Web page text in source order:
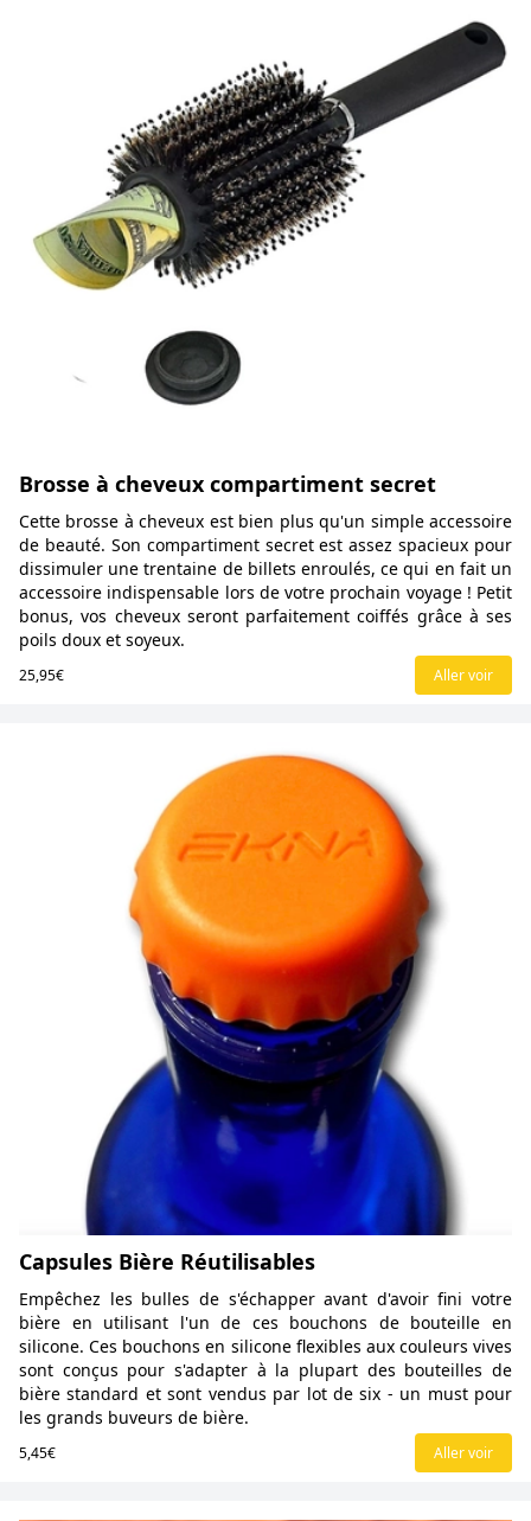
Brosse à cheveux compartiment secret
Cette brosse à cheveux est bien plus qu'un simple accessoire
de beauté. Son compartiment secret est assez spacieux pour
dissimuler une trentaine de billets enroulés, ce qui en fait un
accessoire indispensable lors de votre prochain voyage ! Petit
bonus, vos cheveux seront parfaitement coiffés grâce à ses
poils doux et soyeux.
25,95€ Aller voir
Capsules Bière Réutilisables
Empêchez les bulles de s'échapper avant d'avoir fini votre
bière en utilisant l'un de ces bouchons de bouteille en
silicone. Ces bouchons en silicone flexibles aux couleurs vives
sont conçus pour s'adapter à la plupart des bouteilles de
bière standard et sont vendus par lot de six - un must pour
les grands buveurs de bière.
5,45€ Aller voir